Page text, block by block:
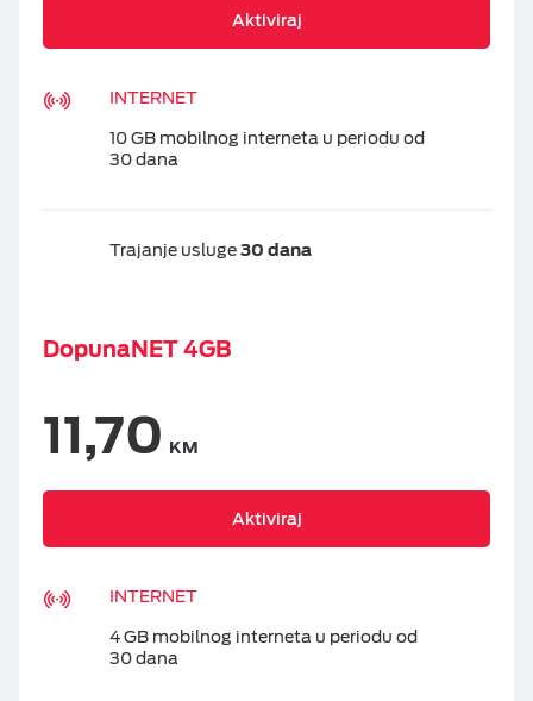
Aktiviraj
INTERNET
10 GB mobilnog interneta u periodu od
30 dana
Trajanje usluge30 dana
DopunaNET 4GB
11,70 KM
Aktiviraj
INTERNET
4 GB mobilnog interneta u periodu od
30 dana